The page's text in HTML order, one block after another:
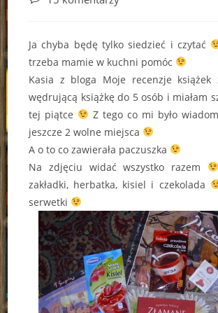
Ja chyba będę tylko siedzieć i czytać
trzeba mamie w kuchni pomóc
Kasia z bloga Moje recenzje książek
wędrującą książkę do 5 osób i miałam
tej piątce
Z tego co mi było
jeszcze 2 wolne miejsca
A o to co zawierała paczuszka
Na zdjęciu widać wszystko razem
zakładki, herbatka, kisiel i czekolada
serwetki